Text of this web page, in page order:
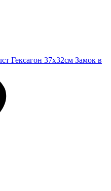
Гексагон 37х32см Замок в